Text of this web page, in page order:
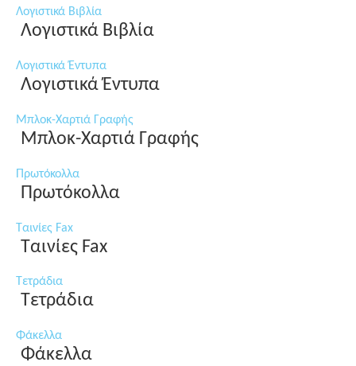
Λογιστικά Βιβλία
Λογιστικά Βιβλία
Λογιστικά Έντυπα
Λογιστικά Έντυπα
Μπλοκ-Χαρτιά Γραφής
Μπλοκ-Χαρτιά Γραφής
Πρωτόκολλα
Πρωτόκολλα
Ταινίες Fax
Ταινίες Fax
Τετράδια
Τετράδια
Φάκελλα
Φάκελλα